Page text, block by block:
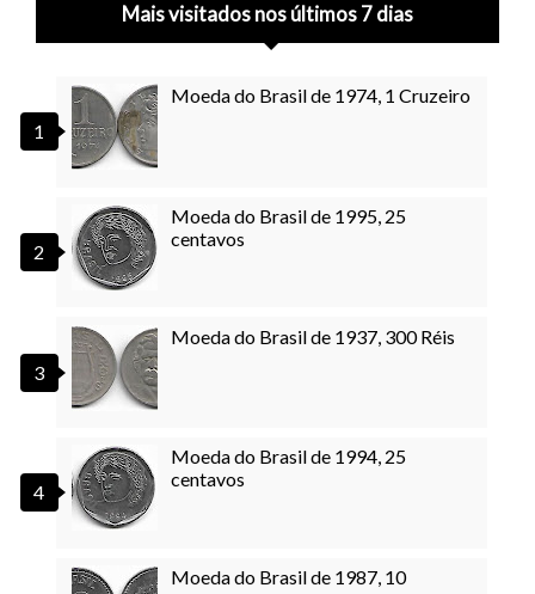
Mais visitados nos últimos 7 dias
Moeda do Brasil de 1974, 1 Cruzeiro
Moeda do Brasil de 1995, 25
centavos
Moeda do Brasil de 1937, 300 Réis
Moeda do Brasil de 1994, 25
centavos
Moeda do Brasil de 1987, 10